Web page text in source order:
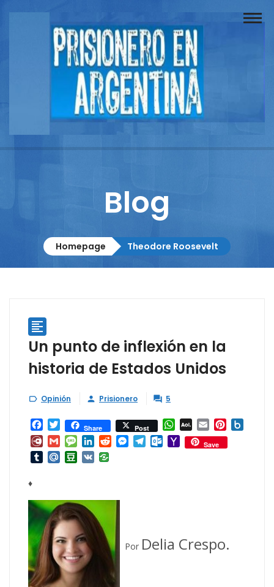
Buscador
Documentos
Columnistas
Contacto
Blog
Homepage Theodore Roosevelt

Un punto de inflexión en la
historia de Estados Unidos
 Opinión  Prisionero  5
Facebook
TwitterShare Post WhatsApp
AOL
Mail
Email Pinterest
Diary.Ru
GmailMessage
LinkedIn
RedditMessenger
Telegram
Outlook.com
Yahoo
Mail
Save
TumblrMail.RuDouban
VK
♦
Por Delia Crespo.